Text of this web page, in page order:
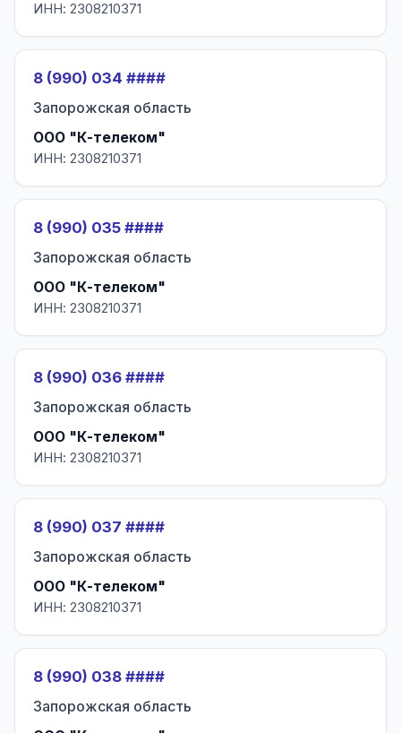
ИНН: 2308210371
8 (990) 034 ####
Запорожская область
ООО "К-телеком"
ИНН: 2308210371
8 (990) 035 ####
Запорожская область
ООО "К-телеком"
ИНН: 2308210371
8 (990) 036 ####
Запорожская область
ООО "К-телеком"
ИНН: 2308210371
8 (990) 037 ####
Запорожская область
ООО "К-телеком"
ИНН: 2308210371
8 (990) 038 ####
Запорожская область